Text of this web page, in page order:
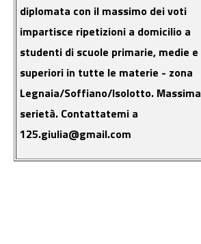
diplomata con il massimo dei voti
impartisce ripetizioni a domicilio a
studenti di scuole primarie, medie e
superiori in tutte le materie - zona
Legnaia/Soffiano/Isolotto. Massima
serietà. Contattatemi a
125.giulia@gmail.com